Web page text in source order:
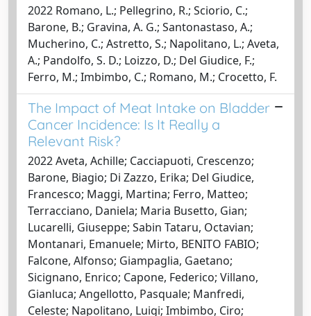
2022 Romano, L.; Pellegrino, R.; Sciorio, C.;
Barone, B.; Gravina, A. G.; Santonastaso, A.;
Mucherino, C.; Astretto, S.; Napolitano, L.; Aveta,
A.; Pandolfo, S. D.; Loizzo, D.; Del Giudice, F.;
Ferro, M.; Imbimbo, C.; Romano, M.; Crocetto, F.
The Impact of Meat Intake on Bladder
Cancer Incidence: Is It Really a
Relevant Risk?
2022 Aveta, Achille; Cacciapuoti, Crescenzo;
Barone, Biagio; Di Zazzo, Erika; Del Giudice,
Francesco; Maggi, Martina; Ferro, Matteo;
Terracciano, Daniela; Maria Busetto, Gian;
Lucarelli, Giuseppe; Sabin Tataru, Octavian;
Montanari, Emanuele; Mirto, BENITO FABIO;
Falcone, Alfonso; Giampaglia, Gaetano;
Sicignano, Enrico; Capone, Federico; Villano,
Gianluca; Angellotto, Pasquale; Manfredi,
Celeste; Napolitano, Luigi; Imbimbo, Ciro;